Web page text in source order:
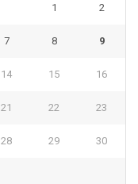
1 2
7 8 9
14 15 16
21 22 23
28 29 30